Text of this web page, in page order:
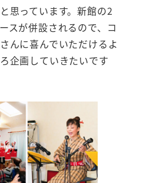
思っています。新館の2
スが併設されるので、コ
んに喜んでいただけるよ
企画していきたいです